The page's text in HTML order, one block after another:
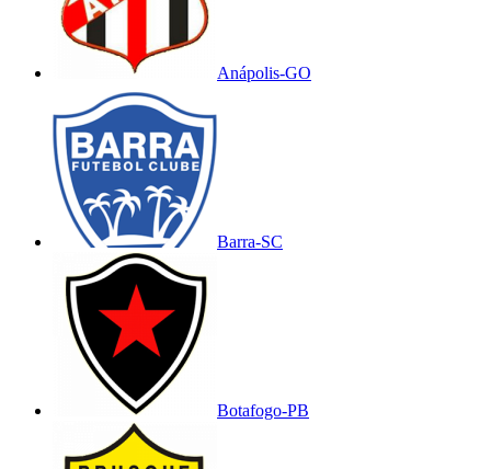
Anápolis-GO
Barra-SC
Botafogo-PB